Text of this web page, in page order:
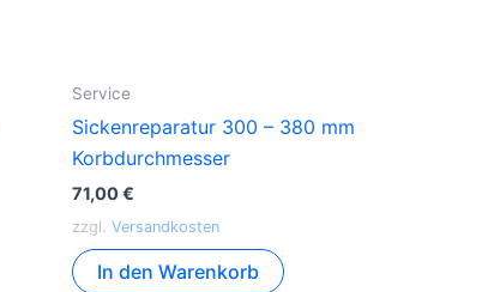
Service
Sickenreparatur 300 – 380 mm
Korbdurchmesser
71,00€
zzgl. Versandkosten
In den Warenkorb